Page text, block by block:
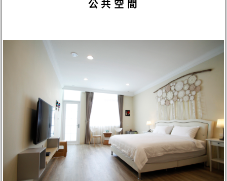
公共空間